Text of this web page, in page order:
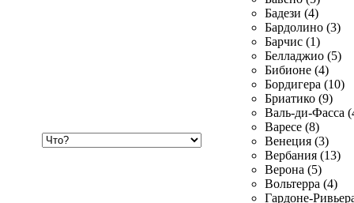
Бадези (4)
Бардолино (3)
Барчис (1)
Белладжио (5)
Бибионе (4)
Бордигера (10)
Бриатико (9)
Валь-ди-Фасса
Варесе (8)
Венеция (3)
Вербания (13)
Верона (5)
Вольтерра (4)
Гардоне-